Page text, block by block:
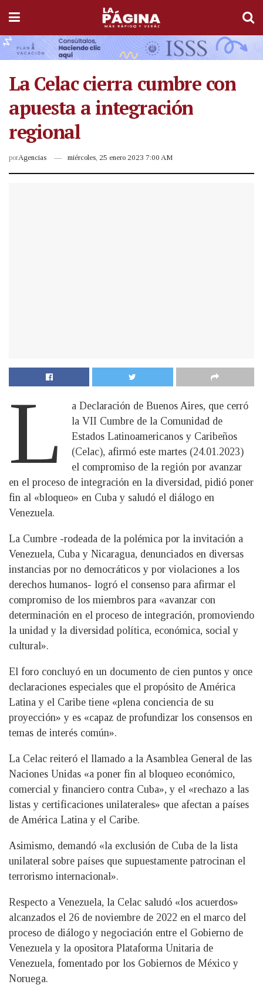
La Celac cierra cumbre con
apuesta a integración
regional
porAgencias miércoles, 25 enero 2023 7:00 AM
L
a Declaración de Buenos Aires, que cerró
la VII Cumbre de la Comunidad de
Estados Latinoamericanos y Caribeños
(Celac), afirmó este martes (24.01.2023)
el compromiso de la región por avanzar
en el proceso de integración en la diversidad, pidió poner
fin al «bloqueo» en Cuba y saludó el diálogo en
Venezuela.
La Cumbre -rodeada de la polémica por la invitación a
Venezuela, Cuba y Nicaragua, denunciados en diversas
instancias por no democráticos y por violaciones a los
derechos humanos- logró el consenso para afirmar el
compromiso de los miembros para «avanzar con
determinación en el proceso de integración, promoviendo
la unidad y la diversidad política, económica, social y
cultural».
El foro concluyó en un documento de cien puntos y once
declaraciones especiales que el propósito de América
Latina y el Caribe tiene «plena conciencia de su
proyección» y es «capaz de profundizar los consensos en
temas de interés común».
La Celac reiteró el llamado a la Asamblea General de las
Naciones Unidas «a poner fin al bloqueo económico,
comercial y financiero contra Cuba», y el «rechazo a las
listas y certificaciones unilaterales» que afectan a países
de América Latina y el Caribe.
Asimismo, demandó «la exclusión de Cuba de la lista
unilateral sobre países que supuestamente patrocinan el
terrorismo internacional».
Respecto a Venezuela, la Celac saludó «los acuerdos»
alcanzados el 26 de noviembre de 2022 en el marco del
proceso de diálogo y negociación entre el Gobierno de
Venezuela y la opositora Plataforma Unitaria de
Venezuela, fomentado por los Gobiernos de México y
Noruega.